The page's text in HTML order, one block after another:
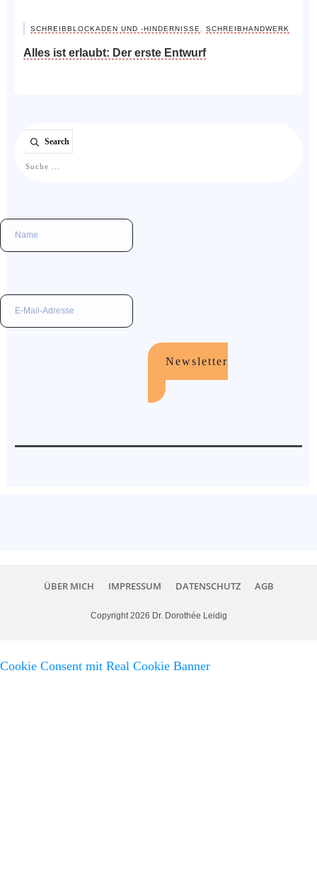
SCHREIBBLOCKADEN UND -HINDERNISSE SCHREIBHANDWERK
Alles ist erlaubt: Der erste Entwurf
Search
Newsletter
ÜBER MICH IMPRESSUM DATENSCHUTZ AGB
Copyright2026 Dr. Dorothée Leidig
Cookie Consent mit Real Cookie Banner